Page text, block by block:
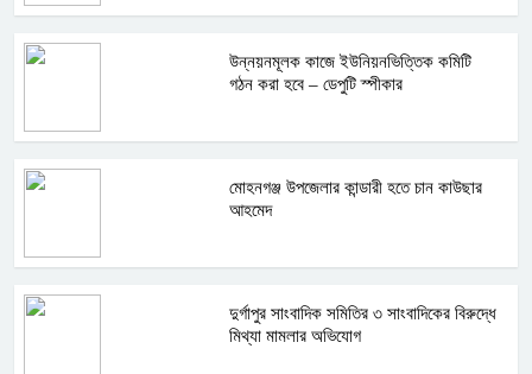
উন্নয়নমূলক কাজে ইউনিয়নভিত্তিক কমিটি
গঠন করা হবে – ডেপুটি স্পীকার
মোহনগঞ্জ উপজেলার কান্ডারী হতে চান কাউছার
আহমেদ
দুর্গাপুর সাংবাদিক সমিতির ৩ সাংবাদিকের বিরুদ্ধে
মিথ্যা মামলার অভিযোগ